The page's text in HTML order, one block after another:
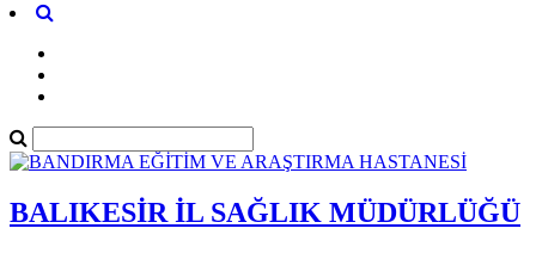
BALIKESİR İL SAĞLIK MÜDÜRLÜĞÜ